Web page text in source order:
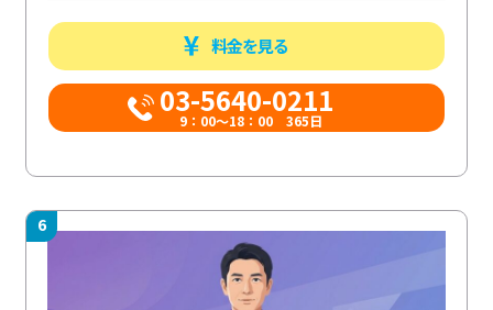
料金を見る
03-5640-0211
9：00～18：00 365日
6